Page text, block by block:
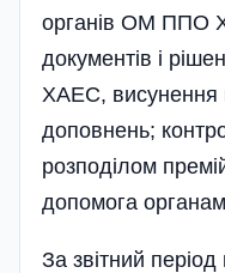
органів ОМ ППО
документів і
ХАЕС, висунення
доповнень;
розподілом
допомога
За звітний